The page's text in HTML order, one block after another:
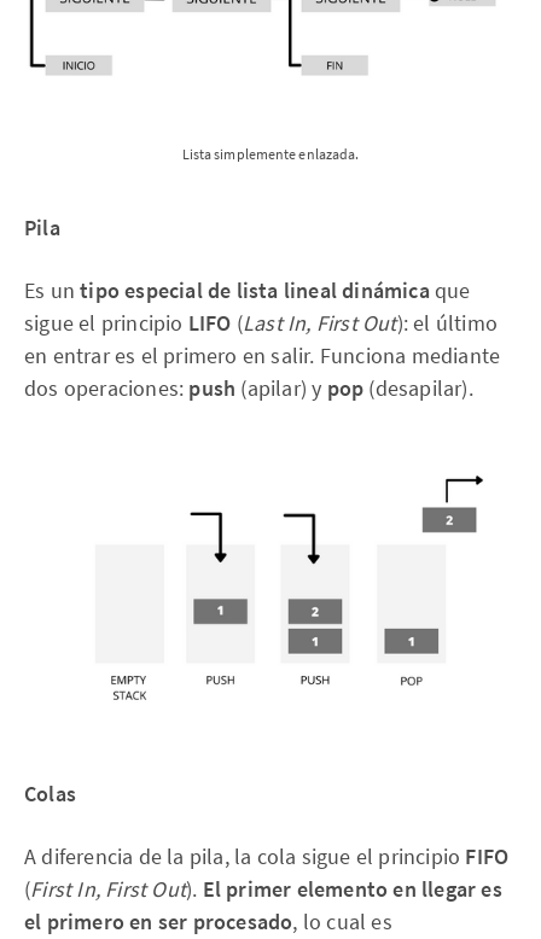
Lista simplemente enlazada.
Pila
Es un tipo especial de lista lineal dinámica que
sigue el principio LIFO (Last In, First Out): el último
en entrar es el primero en salir. Funciona mediante
dos operaciones: push (apilar) y pop (desapilar).
Colas
A diferencia de la pila, la cola sigue el principio FIFO
(First In, First Out). El primer elemento en llegar es
el primero en ser procesado, lo cual es